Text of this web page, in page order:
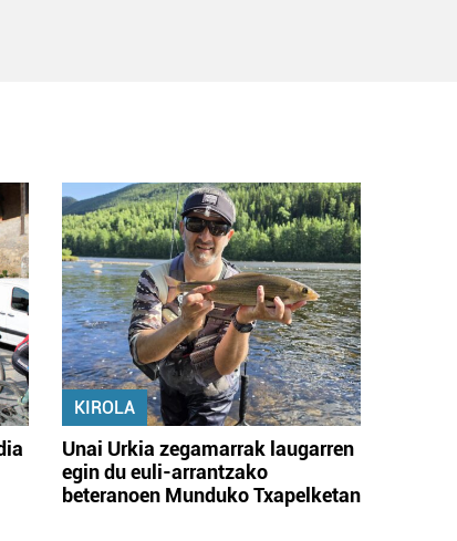
KIROLA
Unai Urkia zegamarrak laugarren
egin du euli-arrantzako
beteranoen Munduko Txapelketan